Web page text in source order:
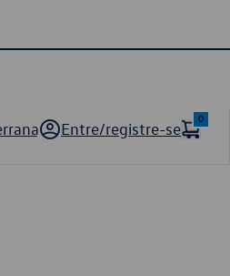
Entre/registre-se
0